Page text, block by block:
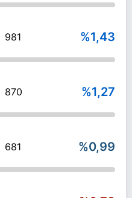
981 %1,43
870 %1,27
681 %0,99